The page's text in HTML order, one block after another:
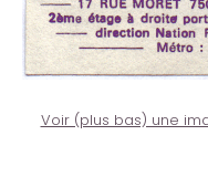
Voir (plus bas) une